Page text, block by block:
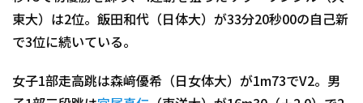
東大）は2位。飯田和代（日体大）が33分20秒00の自己新
で3位に続いている。
女子1部走高跳は森﨑優希（日女体大）が1m73でV2。男